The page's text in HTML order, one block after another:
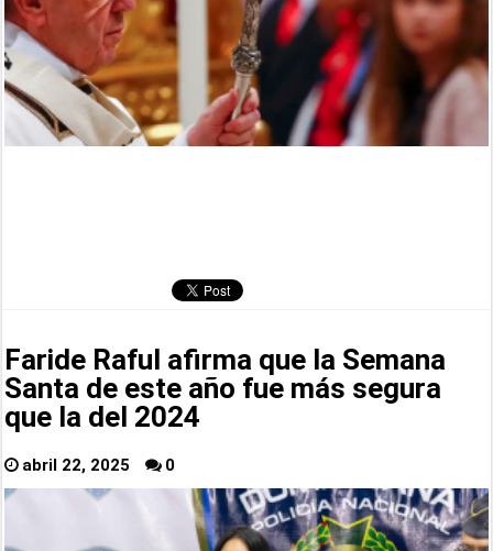
Faride Raful afirma que la Semana
Santa de este año fue más segura
que la del 2024
abril 22, 2025 0